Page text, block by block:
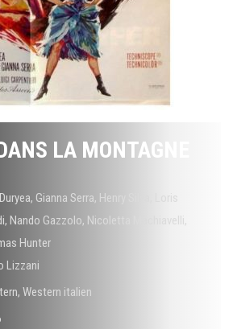
LA MONTAGNE
, Gianna Serra, Henry Silva
, Nando Gazzolo, Nicoletta Machiavelli,
Hunter
Lizzani
, Western italien